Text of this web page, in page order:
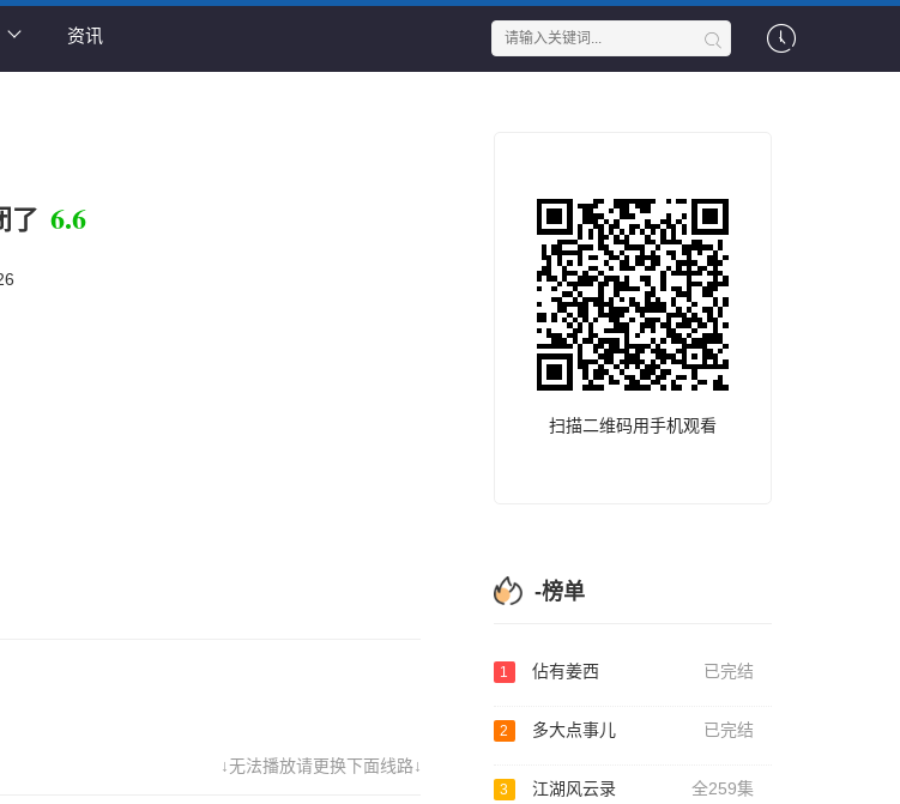
资讯
了 6.6
↓无法播放请更换下面线路↓
扫描二维码用手机观看
-榜单
1 佔有姜西 已完结
2 多大点事儿 已完结
3 江湖风云录 全259集